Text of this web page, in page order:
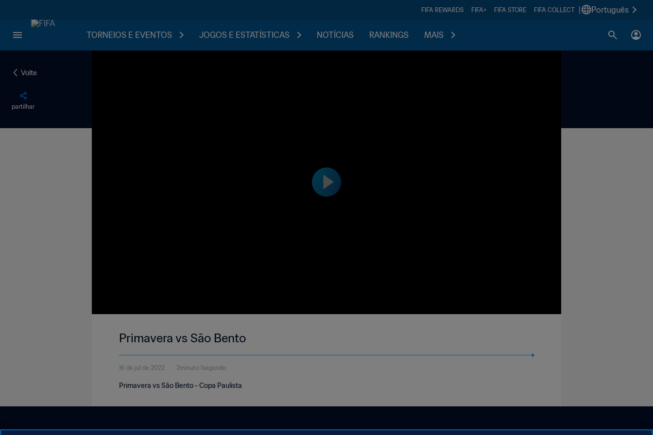
FIFA REWARDS FIFA+ FIFA STORE FIFA COLLECT Português
TORNEIOS E EVENTOS JOGOS E ESTATÍSTICAS NOTÍCIAS RANKINGS MAIS
Volte
partilhar
Primavera vs São Bento
16 de jul de 2022 2minuto 1segundo
Primavera vs São Bento - Copa Paulista